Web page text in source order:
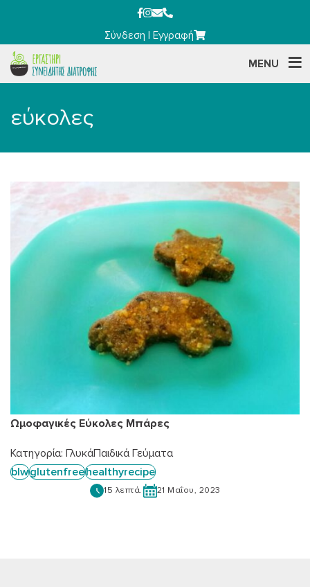
Σύνδεση |Εγγραφή
MENU
εύκολες
Ωμοφαγικές Εύκολες Μπάρες
Κατηγορία: ΓλυκάΠαιδικά Γεύματα
blwglutenfreehealthyrecipe
15 λεπτά. 21 Μαΐου, 2023